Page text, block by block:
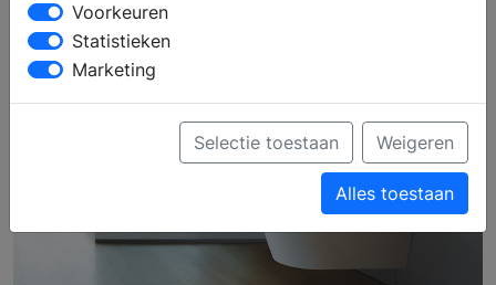
Voorkeuren
Statistieken
Marketing
Selectie toestaan Weigeren
Alles toestaan